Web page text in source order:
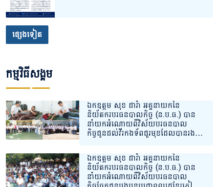
ផ្សេងទៀត
កម្មវិធីសង្គម
ឯកឧត្តម សុខ ដារ៉ា អគ្គនាយកនៃ
និយ័តករបរធនបាលកិច្ច (ន.ប.ធ.) បាន
នាំយកអំណោយពីវិស័យបរធនបាល
កិច្ចជូនដល់វីរកងទ័ពជួរមុខដែលបានរង
របួស និងកំពុងសម្រាកព្យាបាលនៅ
មណ្ឌលសុខភាព ចំនួន ២ ទីតាំងគោលដៅ
សិ្ថតនៅក្នុងភូមិសាស្រ្តខេត្តព្រះវិហារ។
ឯកឧត្តម សុខ ដារ៉ា អគ្គនាយកនៃ
និយ័តករបរធនបាលកិច្ច (ន.ប.ធ.) បាន
នាំយកអំណោយពីវិស័យបរធនបាល